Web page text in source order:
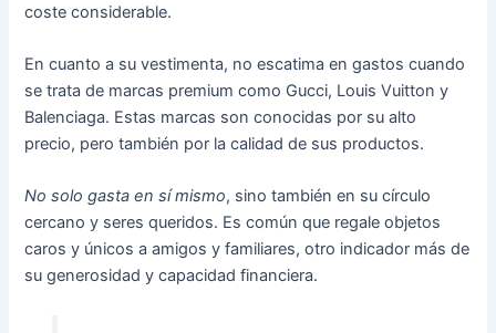
coste considerable.
En cuanto a su vestimenta, no escatima en gastos cuando
se trata de marcas premium como Gucci, Louis Vuitton y
Balenciaga. Estas marcas son conocidas por su alto
precio, pero también por la calidad de sus productos.
No solo gasta en sí mismo, sino también en su círculo
cercano y seres queridos. Es común que regale objetos
caros y únicos a amigos y familiares, otro indicador más de
su generosidad y capacidad financiera.